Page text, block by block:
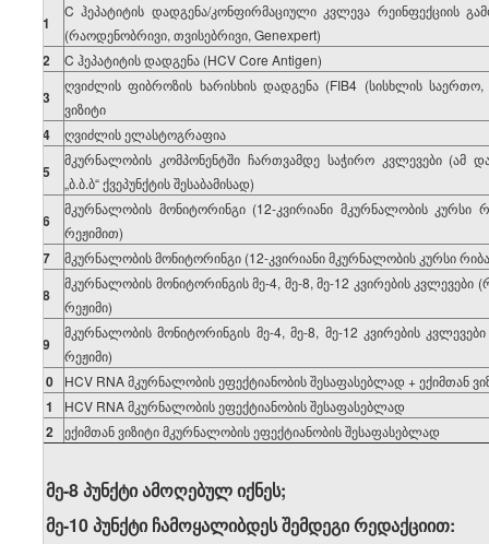
1
C ჰეპატიტის დადგენა/კონფირმაციული კვლევა რეინფექციის
(რაოდენობრივი, თვისებრივი, Genexpert)
2 C ჰეპატიტის დადგენა (HCV Core Antigen)
3
ღვიძლის ფიბროზის ხარისხის დადგენა (FIB4 (სისხლის საერთო,
ვიზიტი
4 ღვიძლის ელასტოგრაფია
5
მკურნალობის კომპონენტში ჩართვამდე საჭირო კვლევები (ამ
„ბ.ბ.ბ“ ქვეპუნქტის შესაბამისად)
6
მკურნალობის მონიტორინგი (12-კვირიანი მკურნალობის კურსი
რეჟიმით)
7 მკურნალობის მონიტორინგი (12-კვირიანი მკურნალობის კურსი
8
მკურნალობის მონიტორინგის მე-4, მე-8, მე-12 კვირების კვლევები
რეჟიმი)
9
მკურნალობის მონიტორინგის მე-4, მე-8, მე-12 კვირების
რეჟიმი)
10 HCV RNA მკურნალობის ეფექტიანობის შესაფასებლად + ექიმთან
11 HCV RNA მკურნალობის ეფექტიანობის შესაფასებლად
12 ექიმთან ვიზიტი მკურნალობის ეფექტიანობის შესაფასებლად
ე) მე-8 პუნქტი ამოღებულ იქნეს;
ვ) მე-10 პუნქტი ჩამოყალიბდეს შემდეგი რედაქციით: